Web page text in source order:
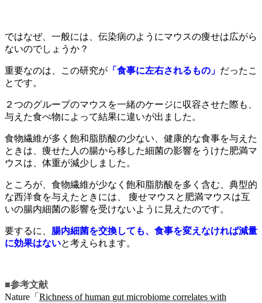
ではなぜ、一般には、伝染病のようにマウスの痩せは広がら
ないのでしょうか？
重要なのは、この研究が 「食事に左右されるもの」 だったこ
とです。
２つのグループのマウスを一緒のケージに収容させた際も、
与えた食べ物によって結果に違いが出ました。
食物繊維が多く飽和脂肪酸の少ない、健康的な食事を与えた
ときは、痩せた人の腸から移した細菌の影響をうけた肥満マ
ウスは、体重が減少しました。
ところが、食物繊維が少なく飽和脂肪酸を多く含む、典型的
な西洋食を与えたときには、 痩せマウスと肥満マウスは互
いの腸内細菌の影響を受けないように見えたのです。
要するに、 腸内細菌を交換しても、食事を変えなければ減量
に効果はないと考えられます。
■参考文献
Nature「 Richness of human gut microbiome correlates with